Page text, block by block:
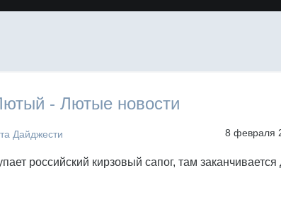
- Лютые новости
Дайджести 8 февраля
российский кирзовый сапог, там